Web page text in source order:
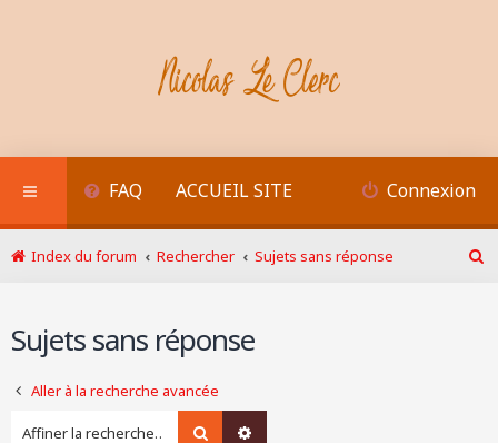
FAQ ACCUEIL SITE Connexion
Index du forum Rechercher
Sujets sans réponse
Sujets sans réponse
Aller à la recherche avancée
Rechercher